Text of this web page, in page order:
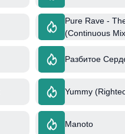
Pure Rave -
(Continuous
Разбитое
Yummy
Manoto